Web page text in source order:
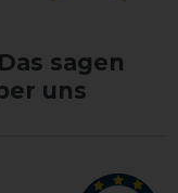
sagen
uns